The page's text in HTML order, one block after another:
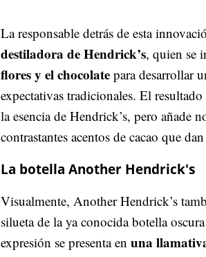
La responsable detrás de esta
destiladora de Hendrick’s, quien se
flores y el chocolate para desarrollar
expectativas tradicionales. El
la esencia de Hendrick’s, pero añade
contrastantes acentos de cacao que
La botella Another Hendrick's
Visualmente, Another Hendrick’s
silueta de la ya conocida botella
expresión se presenta en una